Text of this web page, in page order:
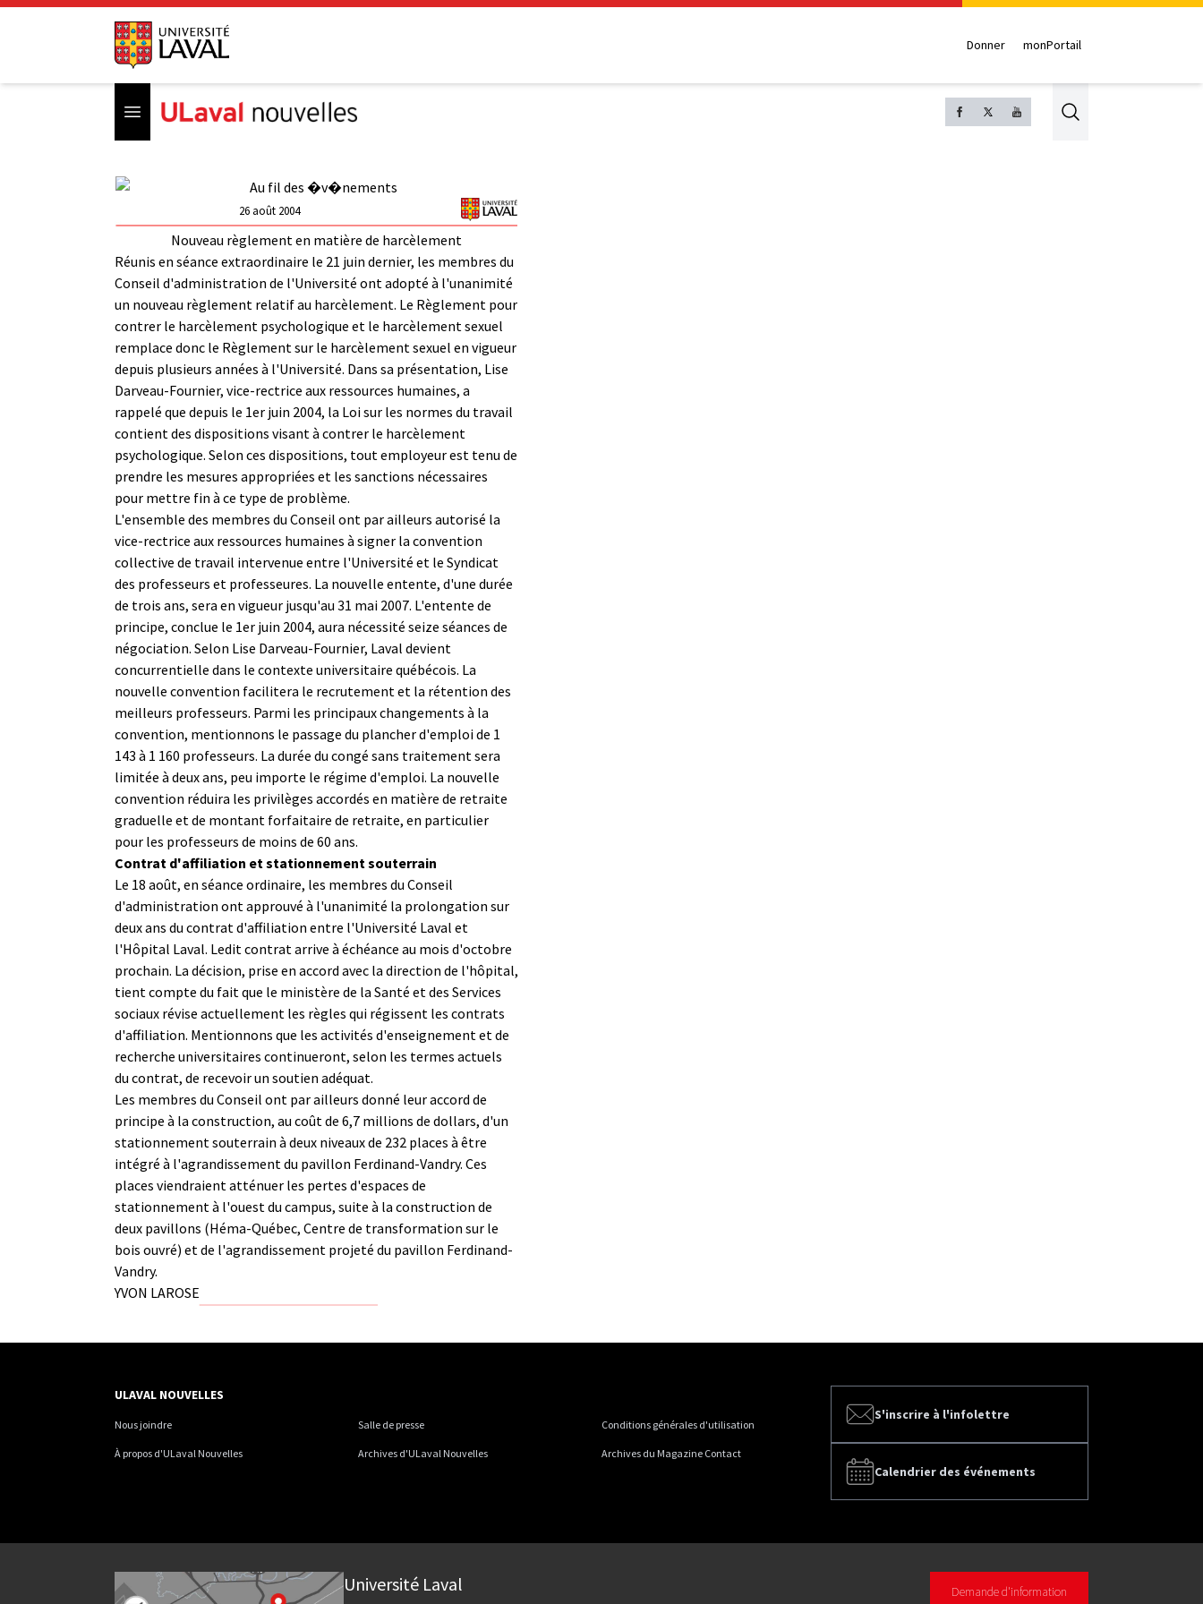
Donner monPortail
Open menu Search
26 août 2004
Nouveau règlement en matière de harcèlement
Réunis en séance extraordinaire le 21 juin dernier, les membres du
Conseil d'administration de l'Université ont adopté à l'unanimité
un nouveau règlement relatif au harcèlement. Le Règlement pour
contrer le harcèlement psychologique et le harcèlement sexuel
remplace donc le Règlement sur le harcèlement sexuel en vigueur
depuis plusieurs années à l'Université. Dans sa présentation, Lise
Darveau-Fournier, vice-rectrice aux ressources humaines, a
rappelé que depuis le 1er juin 2004, la Loi sur les normes du travail
contient des dispositions visant à contrer le harcèlement
psychologique. Selon ces dispositions, tout employeur est tenu de
prendre les mesures appropriées et les sanctions nécessaires
pour mettre fin à ce type de problème.
L'ensemble des membres du Conseil ont par ailleurs autorisé la
vice-rectrice aux ressources humaines à signer la convention
collective de travail intervenue entre l'Université et le Syndicat
des professeurs et professeures. La nouvelle entente, d'une durée
de trois ans, sera en vigueur jusqu'au 31 mai 2007. L'entente de
principe, conclue le 1er juin 2004, aura nécessité seize séances de
négociation. Selon Lise Darveau-Fournier, Laval devient
concurrentielle dans le contexte universitaire québécois. La
nouvelle convention facilitera le recrutement et la rétention des
meilleurs professeurs. Parmi les principaux changements à la
convention, mentionnons le passage du plancher d'emploi de 1
143 à 1 160 professeurs. La durée du congé sans traitement sera
limitée à deux ans, peu importe le régime d'emploi. La nouvelle
convention réduira les privilèges accordés en matière de retraite
graduelle et de montant forfaitaire de retraite, en particulier
pour les professeurs de moins de 60 ans.
Contrat d'affiliation et stationnement souterrain
Le 18 août, en séance ordinaire, les membres du Conseil
d'administration ont approuvé à l'unanimité la prolongation sur
deux ans du contrat d'affiliation entre l'Université Laval et
l'Hôpital Laval. Ledit contrat arrive à échéance au mois d'octobre
prochain. La décision, prise en accord avec la direction de l'hôpital,
tient compte du fait que le ministère de la Santé et des Services
sociaux révise actuellement les règles qui régissent les contrats
d'affiliation. Mentionnons que les activités d'enseignement et de
recherche universitaires continueront, selon les termes actuels
du contrat, de recevoir un soutien adéquat.
Les membres du Conseil ont par ailleurs donné leur accord de
principe à la construction, au coût de 6,7 millions de dollars, d'un
stationnement souterrain à deux niveaux de 232 places à être
intégré à l'agrandissement du pavillon Ferdinand-Vandry. Ces
places viendraient atténuer les pertes d'espaces de
stationnement à l'ouest du campus, suite à la construction de
deux pavillons (Héma-Québec, Centre de transformation sur le
bois ouvré) et de l'agrandissement projeté du pavillon Ferdinand-
Vandry.
YVON LAROSE
S'inscrire à l'infolettre
Calendrier des événements
ULAVAL NOUVELLES
Nous joindre Salle de presse Conditions générales d'utilisation
À propos d'ULaval Nouvelles Archives d'ULaval Nouvelles Archives du Magazine Contact
Université Laval Demande d'information